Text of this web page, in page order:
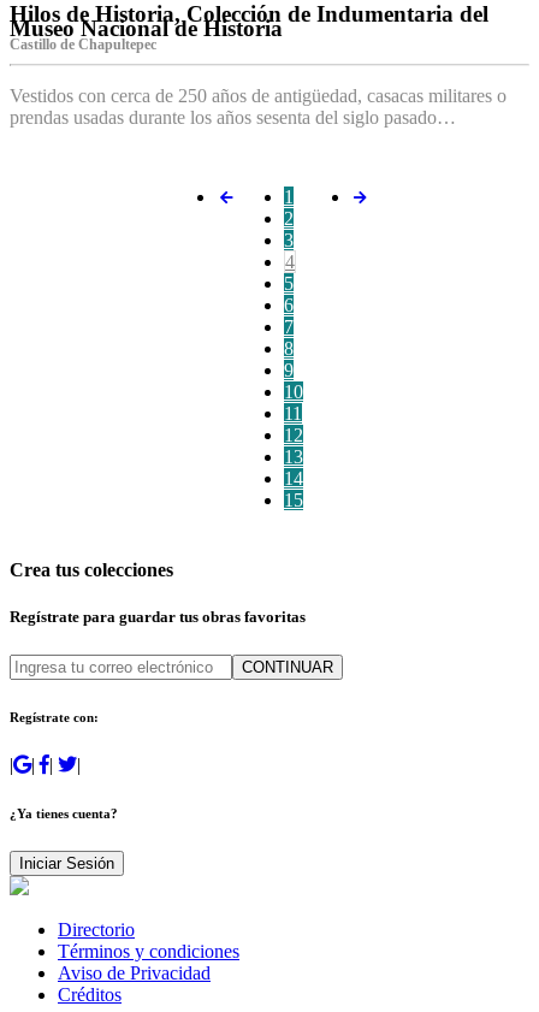
Hilos de Historia, Colección de Indumentaria del
Museo Nacional de Historia
Castillo de Chapultepec
Vestidos con cerca de 250 años de antigüedad, casacas militares o
prendas usadas durante los años sesenta del siglo pasado…
1
2
3
4
5
6
7
8
9
10
11
12
13
14
15
Crea tus colecciones
Regístrate para guardar tus obras favoritas
CONTINUAR
Regístrate con:
| | | |
¿Ya tienes cuenta?
Iniciar Sesión
Directorio
Términos y condiciones
Aviso de Privacidad
Créditos